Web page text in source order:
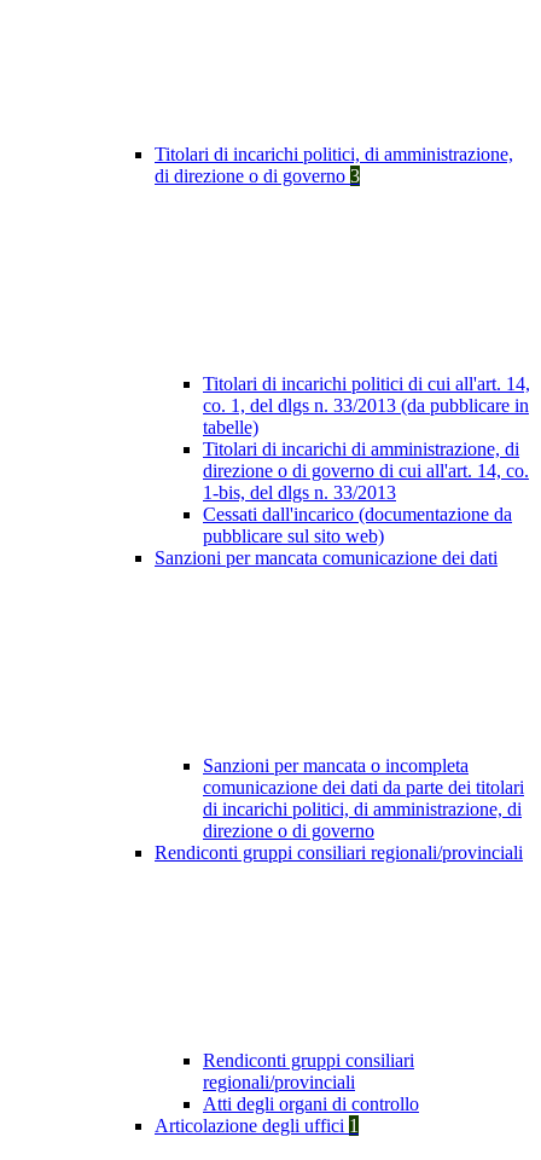
Titolari di incarichi politici, di amministrazione,
di direzione o di governo 3
Titolari di incarichi politici di cui all'art. 14,
co. 1, del dlgs n. 33/2013 (da pubblicare in
tabelle)
Titolari di incarichi di amministrazione, di
direzione o di governo di cui all'art. 14, co.
1-bis, del dlgs n. 33/2013
Cessati dall'incarico (documentazione da
pubblicare sul sito web)
Sanzioni per mancata comunicazione dei dati
Sanzioni per mancata o incompleta
comunicazione dei dati da parte dei titolari
di incarichi politici, di amministrazione, di
direzione o di governo
Rendiconti gruppi consiliari regionali/provinciali
Rendiconti gruppi consiliari
regionali/provinciali
Atti degli organi di controllo
Articolazione degli uffici 1